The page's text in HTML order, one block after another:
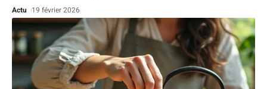
Actu 19 février 2026